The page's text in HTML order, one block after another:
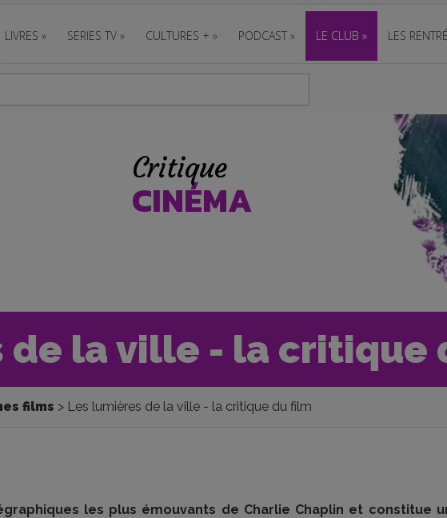
LIVRES » SERIES TV » CULTURES + » PODCAST » LE CLUB » LES
Critique
CINÉMA
de la ville - la critique
films Les lumières de la ville - la critique du film
les plus émouvants de Charlie Chaplin et constitue